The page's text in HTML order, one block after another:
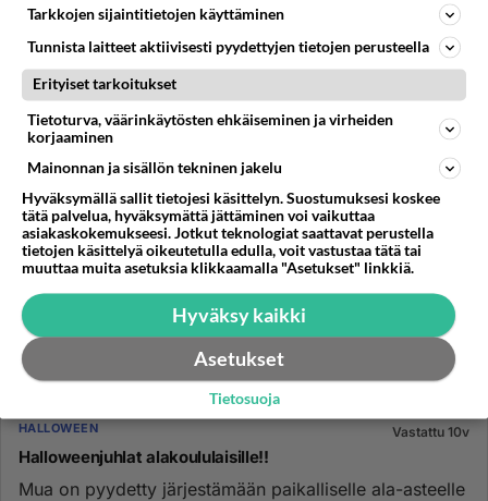
HALLOWEEN Vastattu 10v
Halloweenjuhlat alakoululaisille!!
Mua on pyydetty järjestämään paikalliselle ala-asteelle
Tarkkojen sijaintitietojen käyttäminen
Tunnista laitteet aktiivisesti pyydettyjen tietojen perusteella
Erityiset tarkoitukset
Tietoturva, väärinkäytösten ehkäiseminen ja virheiden
korjaaminen
Mainonnan ja sisällön tekninen jakelu
Hyväksymällä sallit tietojesi käsittelyn. Suostumuksesi koskee
tätä palvelua, hyväksymättä jättäminen voi vaikuttaa
asiakaskokemukseesi. Jotkut teknologiat saattavat perustella
tietojen käsittelyä oikeutetulla edulla, voit vastustaa tätä tai
muuttaa muita asetuksia klikkaamalla "Asetukset" linkkiä.
Hyväksy kaikki
Asetukset
Tietosuoja